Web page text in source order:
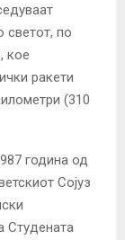
светот, по
кое
ракети
(310
година од
Сојуз
Студената